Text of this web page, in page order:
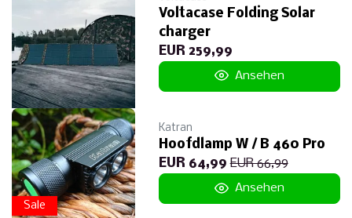
Voltacase Folding Solar
charger
EUR 259,99
Ansehen
Sale
Katran
Hoofdlamp W / B 460 Pro
EUR 64,99 EUR 66,99
Ansehen